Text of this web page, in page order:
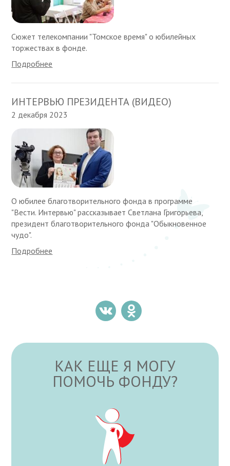
Сюжет телекомпании "Томское время" о юбилейных
торжествах в фонде.
Подробнее
ИНТЕРВЬЮ ПРЕЗИДЕНТА (ВИДЕО)
2 декабря 2023
О юбилее благотворительного фонда в программе
"Вести. Интервью" рассказывает Светлана Григорьева,
президент благотворительного фонда "Обыкновенное
чудо".
Подробнее
КАК ЕЩЕ Я МОГУ
ПОМОЧЬ ФОНДУ?